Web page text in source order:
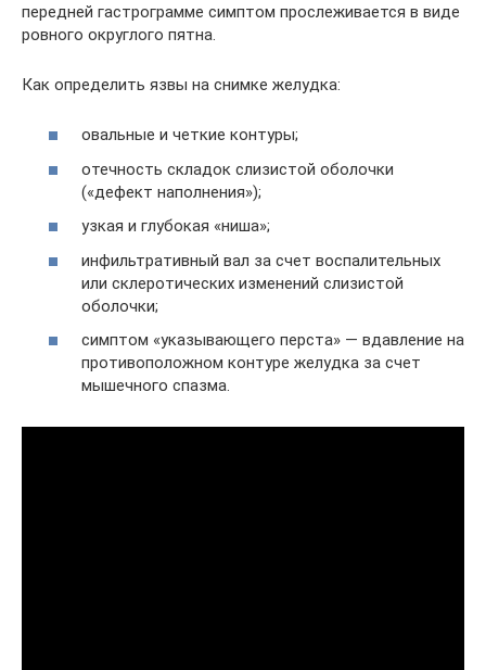
передней гастрограмме симптом прослеживается в виде
ровного округлого пятна.
Как определить язвы на снимке желудка:
овальные и четкие контуры;
отечность складок слизистой оболочки
(«дефект наполнения»);
узкая и глубокая «ниша»;
инфильтративный вал за счет воспалительных
или склеротических изменений слизистой
оболочки;
симптом «указывающего перста» — вдавление на
противоположном контуре желудка за счет
мышечного спазма.